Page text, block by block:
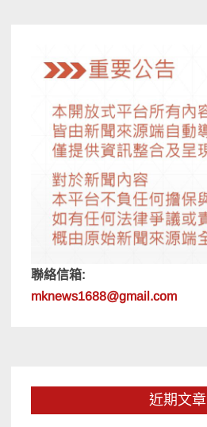
聯絡信箱:
mknews1688@gmail.com
近期文章